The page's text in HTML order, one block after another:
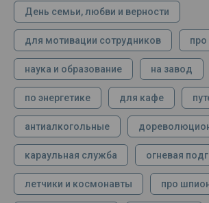
День семьи, любви и верности
для мотивации сотрудников про
наука и образование на завод
по энергетике для кафе
антиалкогольные
караульная служба огневая
летчики и космонавты про